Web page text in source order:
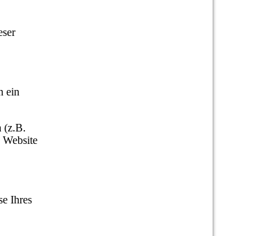
ein
(z.B.
Ihres